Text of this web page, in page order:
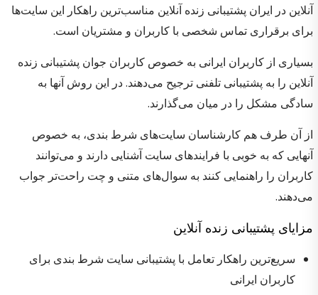
آنلاین در ایران پشتیبانی زنده آنلاین مناسب‌ترین راهکار این سایت‌ها
برای برقراری تماس شخصی با کاربران و مشتریان است.
بسیاری از کاربران ایرانی به خصوص کاربران جوان پشتیبانی زنده
آنلاین را به پشتیبانی تلفنی ترجیح می‌دهند. در این روش آنها به
سادگی مشکل را در میان می‌گذارند.
از آن طرف هم کارشناسان سایت‌های شرط بندی، به خصوص
آنهایی که به خوبی با فرایندهای سایت آشنایی دارند و می‌توانند
کاربران را راهنمایی کنند به سوال‌های متنی و چت راحت‌تر جواب
می‌دهند.
مزایای پشتیبانی زنده آنلاین
سریع‌ترین راهکار تعامل با پشتیبانی سایت شرط بندی برای
کاربران ایرانی